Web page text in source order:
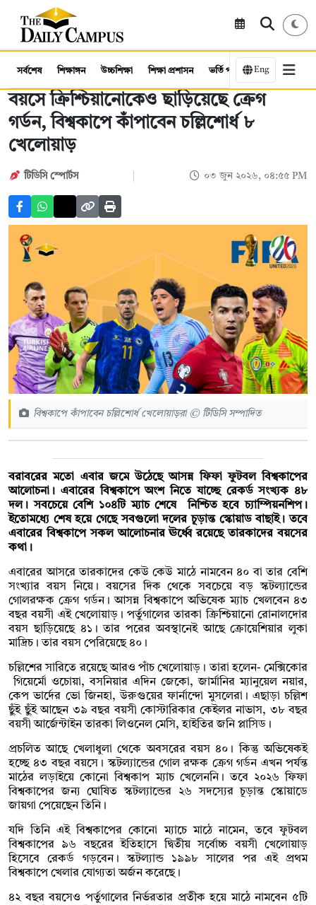
সর্বশেষ শিক্ষাঙ্গন উচ্চশিক্ষা শিক্ষা প্রশাসন ভর্তি পরীক্ষা কর্মসংস্থান
Eng
বয়সে ক্রিশ্চিয়ানোকেও ছাড়িয়েছে ক্রেগ
গর্ডন, বিশ্বকাপে কাঁপাবেন চল্লিশোর্ধ ৮
খেলোয়াড়
টিডিসি স্পোর্টস ০৩ জুন ২০২৬, ০৪:৫৫ PM
বিশ্বকাপে কাঁপাবেন চল্লিশোর্ধ খেলোয়াড়রা © টিডিসি সম্পাদিত
বরাবরের মতো এবার জমে উঠেছে আসন্ন ফিফা ফুটবল বিশ্বকাপের
আলোচনা। এবারের বিশ্বকাপে অংশ নিতে যাচ্ছে রেকর্ড সংখ্যক ৪৮
দল। সবচেয়ে বেশি ১০৪টি ম্যাচ শেষে নিশ্চিত হবে চ্যাম্পিয়নশিপ।
ইতোমধ্যে শেষ হয়ে গেছে সবগুলো দলের চূড়ান্ত স্কোয়াড বাছাই। তবে
এবারের বিশ্বকাপে সকল আলোচনার ঊর্ধ্বে রয়েছে তারকাদের বয়সের
কথা।
এবারের আসরে তারকাদের কেউ কেউ মাঠে নামবেন ৪০ বা তার বেশি
সংখ্যার বয়স নিয়ে। বয়সের দিক থেকে সবচেয়ে বড় স্কটল্যান্ডের
গোলরক্ষক ক্রেগ গর্ডন। আসন্ন বিশ্বকাপে অভিষেক ম্যাচ খেলবেন ৪৩
বছর বয়সী এই খেলোয়াড়। পর্তুগালের তারকা ক্রিশ্চিয়ানো রোনালদোর
বয়স ছাড়িয়েছে ৪১। তার পরের অবস্থানেই আছে ক্রোয়েশিয়ার লুকা
মাদ্রিচ। তার বয়স পেরিয়েছে ৪০।
চল্লিশের সারিতে রয়েছে আরও পাঁচ খেলোয়াড়। তারা হলেন- মেক্সিকোর
গিয়ের্মো ওচোয়া, বসনিয়ার এদিন জেকো, জার্মানির ম্যানুয়েল নয়ার,
কেপ ভার্দের ভো জিনহা, উরুগুয়ের ফার্নান্দো মুসলেরা। এছাড়া চল্লিশ
ছুঁই ছুঁই আছেন ৩৯ বছর বয়সী কোস্টারিকার কেইলর নাভাস, ৩৮ বছর
বয়সী আর্জেন্টাইন তারকা লিওনেল মেসি, হাইতির জনি প্লাসিড।
প্রচলিত আছে খেলাধুলা থেকে অবসরের বয়স ৪০। কিন্তু অভিষেকই
হচ্ছে ৪৩ বছর বয়সে। স্কটল্যান্ডের গোল রক্ষক ক্রেগ গর্ডন এখন পর্যন্ত
মাঠের লড়াইয়ে কোনো বিশ্বকাপ ম্যাচ খেলেননি। তবে ২০২৬ ফিফা
বিশ্বকাপের জন্য ঘোষিত স্কটল্যান্ডের ২৬ সদস্যের চূড়ান্ত স্কোয়াডে
জায়গা পেয়েছেন তিনি।
যদি তিনি এই বিশ্বকাপের কোনো ম্যাচে মাঠে নামেন, তবে ফুটবল
বিশ্বকাপের ৯৬ বছরের ইতিহাসে দ্বিতীয় সর্বোচ্চ বয়সী খেলোয়াড়
হিসেবে রেকর্ড গড়বেন। স্কটল্যান্ড ১৯৯৮ সালের পর এই প্রথম
বিশ্বকাপে খেলার যোগ্যতা অর্জন করেছে।
৪২ বছর বয়সেও পর্তুগালের নির্ভরতার প্রতীক হয়ে মাঠে নামবেন ৫টি